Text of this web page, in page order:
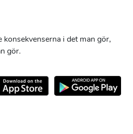
konsekvenserna i det man gör,
gör.